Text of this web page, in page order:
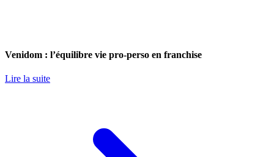
Venidom : l’équilibre vie pro-perso en franchise
Lire la suite